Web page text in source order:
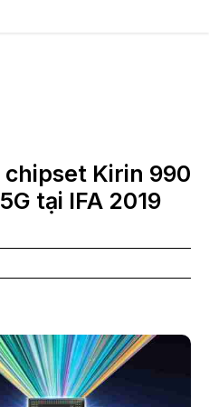
công nghệ
Kirin 990
tại IFA 2019